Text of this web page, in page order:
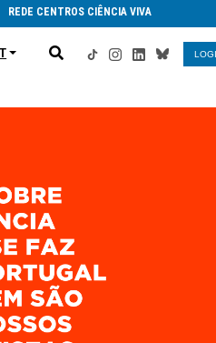
REDE CENTROS CIÊNCIA VIVA